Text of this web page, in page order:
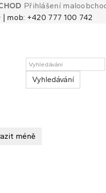
Přihlášení
mob: +420 777 100 742
Vyhledávání
méně